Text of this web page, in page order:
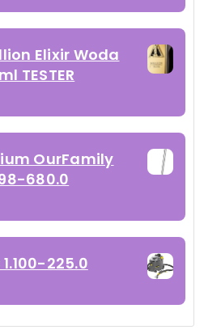
Elixir Woda
TESTER
OurFamily
680.0
225.0